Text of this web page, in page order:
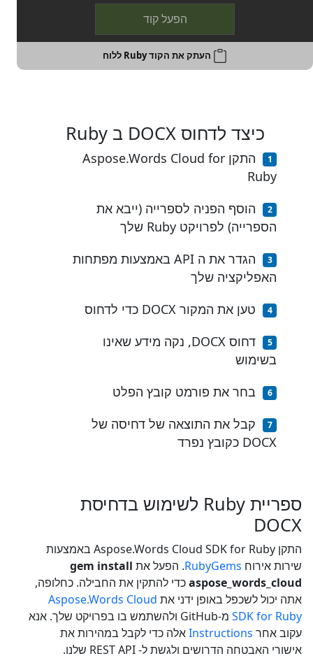
הפעל קוד
העתק את הקוד Ruby ללוח
כיצד לדחוס DOCX ב Ruby
התקן Aspose.Words Cloud for
Ruby
הוסף הפניה לספרייה (ייבא את
הספרייה) לפרויקט Ruby שלך
הגדר את ה API באמצעות מפתחות
האפליקציה שלך
טען את המקור DOCX כדי לדחוס
דחוס DOCX, נקה מידע שאינו
בשימוש
בחר את פורמט קובץ הפלט
קבל את התוצאה של דחיסה של
DOCX כקובץ נפרד
ספריית Ruby לשימוש בדחיסת
DOCX
התקן Aspose.Words Cloud SDK for Ruby באמצעות
שירות אירוח RubyGems. הפעל את gem install
aspose_words_cloudכדי להתקין את החבילה. כחלופה,
אתה יכול לשכפל באופן ידני את Aspose.Words Cloud
SDK for Ruby
מ-GitHub ולהשתמש בו בפרויקט שלך. אנא
עקוב אחר Instructionsאלה כדי לקבל במהירות את
אישורי האבטחה הדרושים ולגשת ל- REST API שלנו.